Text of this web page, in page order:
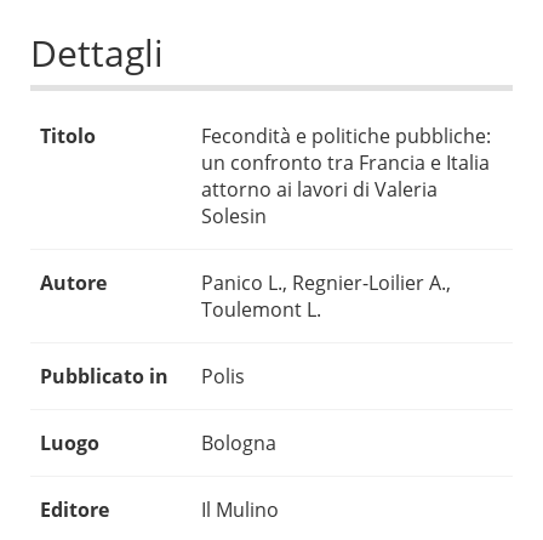
Dettagli
Titolo
Fecondità e politiche pubbliche:
un confronto tra Francia e Italia
attorno ai lavori di Valeria
Solesin
Autore
Panico L., Regnier-Loilier A.,
Toulemont L.
Pubblicato in Polis
Luogo Bologna
Editore Il Mulino